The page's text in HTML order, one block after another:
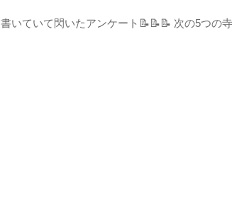
いていて閃いたアンケート📝📝📝 次の5つの